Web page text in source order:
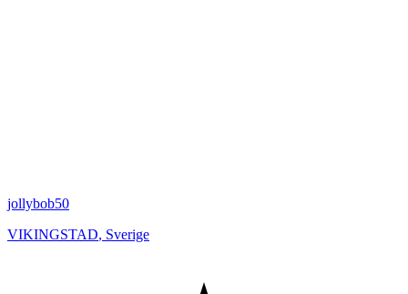
jollybob50
VIKINGSTAD, Sverige